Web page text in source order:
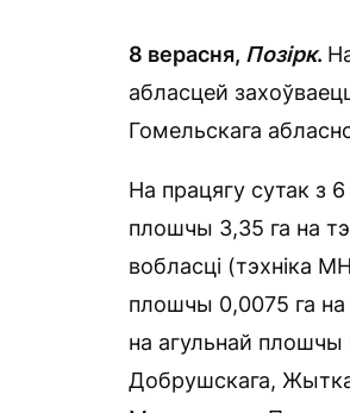
8 верасня, Позірк.
абласцей
Гомельскага
На працягу сутак з
плошчы 3,35 га на
вобласці (тэхніка
плошчы 0,0075 га на
на агульнай плошчы
Добрушскага,